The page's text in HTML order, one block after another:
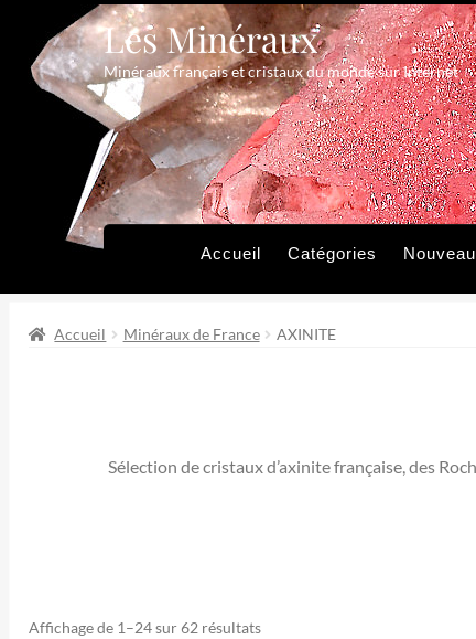
Aller
à
la
navigation
Aller
au
contenu
Les Minéraux
Minéraux français et cristaux du monde sur Internet
Accueil Catégories
Accueil Minéraux de France AXINITE
Sélection de cristaux d’axinite française, des
Affichage de 1–24 sur 62 résultatsTrié